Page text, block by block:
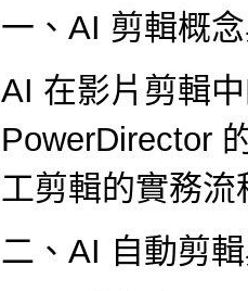
一、AI 剪輯概
AI 在影片剪輯
PowerDirector
工剪輯的實務流
二、AI 自動剪